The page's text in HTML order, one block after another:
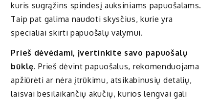
kuris sugrąžins spindesį auksiniams papuošalams.
Taip pat galima naudoti skysčius, kurie yra
specialiai skirti papuošalų valymui.
Prieš dėvėdami, įvertinkite savo papuošalų
būklę.Prieš dėvint papuošalus, rekomenduojama
apžiūrėti ar nėra įtrūkimu, atsikabinusių detalių,
laisvai besilaikančių akučių, kurios lengvai gali